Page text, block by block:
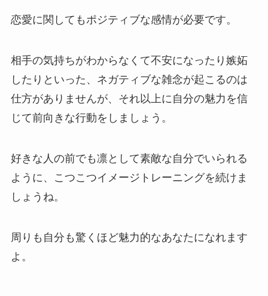
恋愛に関してもポジティブな感情が必要です。
相手の気持ちがわからなくて不安になったり嫉妬
したりといった、ネガティブな雑念が起こるのは
仕方がありませんが、それ以上に自分の魅力を信
じて前向きな行動をしましょう。
好きな人の前でも凛として素敵な自分でいられる
ように、こつこつイメージトレーニングを続けま
しょうね。
周りも自分も驚くほど魅力的なあなたになれます
よ。